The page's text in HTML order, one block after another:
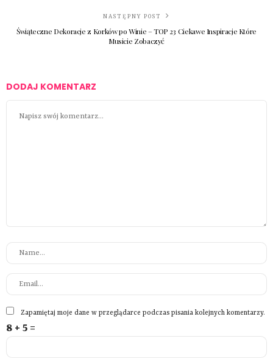
NASTĘPNY POST
Świąteczne Dekoracje z Korków po Winie – TOP 23 Ciekawe Inspiracje Które
Musicie Zobaczyć
DODAJ KOMENTARZ
Zapamiętaj moje dane w przeglądarce podczas pisania kolejnych komentarzy.
8 + 5 =